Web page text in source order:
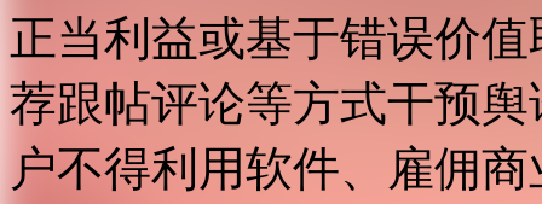
正当利益或基于错误价
荐跟帖评论等方式干预
户不得利用软件、雇佣